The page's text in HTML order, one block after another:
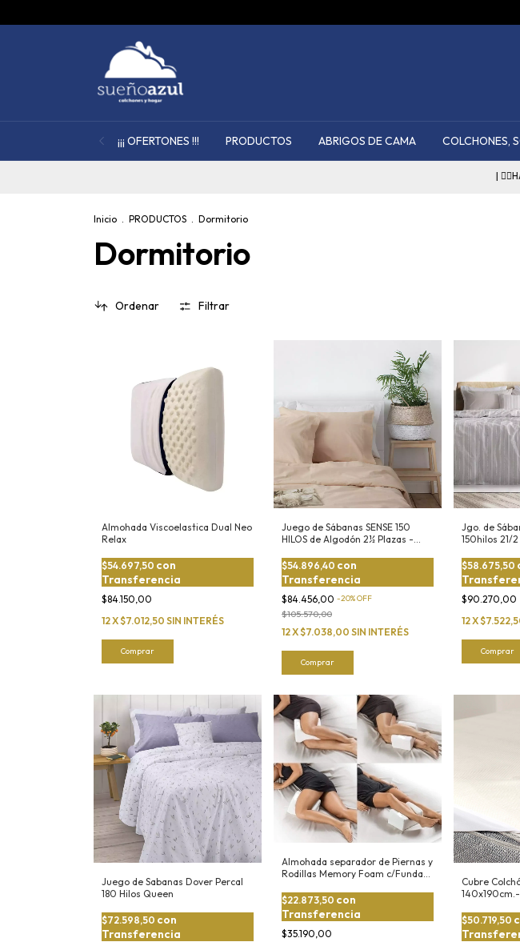
¡¡¡ OFERTONES !!! PRODUCTOS ABRIGOS DE CAMA COLCHONES,
| 👉🏻HASTA 12 CUOTAS
Inicio . PRODUCTOS . Dormitorio
Dormitorio
Ordenar Filtrar
Almohada Viscoelastica Dual Neo
Relax
$84.150,00
$54.697,50 con
Transferencia
12X$7.012,50 SIN INTERÉS
Comprar
Juego de Sábanas SENSE 150
HILOS de Algodón 2½ Plazas -
$84.456,00 -20%OFF
$105.570,00
$54.896,40 con
Transferencia
12X$7.038,00 SIN INTERÉS
Comprar
Jgo. de
150hilos 21/
$90.270,00
$58.675,50
12X
Comprar
Juego de Sabanas Dover Percal
180 Hilos Queen
$72.598,50 con
Transferencia
Almohada separador de Piernas y
Rodillas Memory Foam c/Funda
$35.190,00
$22.873,50 con
Transferencia
Cubre
$50.719,50